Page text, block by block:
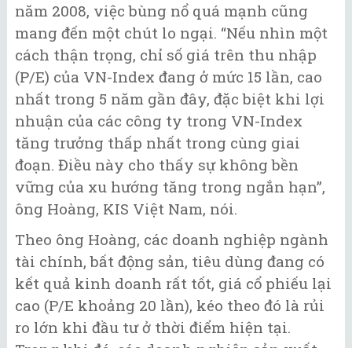
năm 2008, việc bùng nổ quá mạnh cũng
mang đến một chút lo ngại. “Nếu nhìn một
cách thận trọng, chỉ số giá trên thu nhập
(P/E) của VN-Index đang ở mức 15 lần, cao
nhất trong 5 năm gần đây, đặc biệt khi lợi
nhuận của các công ty trong VN-Index
tăng trưởng thấp nhất trong cùng giai
đoạn. Điều này cho thấy sự không bền
vững của xu hướng tăng trong ngắn hạn”,
ông Hoàng, KIS Việt Nam, nói.
Theo ông Hoàng, các doanh nghiệp ngành
tài chính, bất động sản, tiêu dùng đang có
kết quả kinh doanh rất tốt, giá cổ phiếu lại
cao (P/E khoảng 20 lần), kéo theo đó là rủi
ro lớn khi đầu tư ở thời điểm hiện tại.